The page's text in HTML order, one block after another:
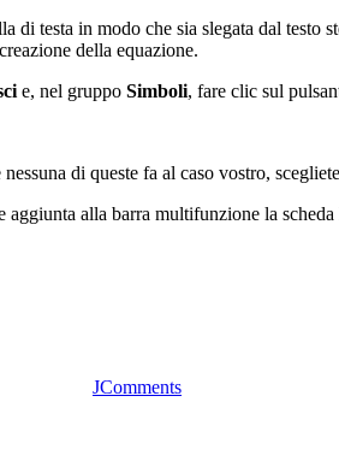
testa in modo che sia slegata dal testo
della equazione.
e, nel gruppo Simboli, fare clic sul
di queste fa al caso vostro,
aggiunta alla barra multifunzione la scheda
JComments